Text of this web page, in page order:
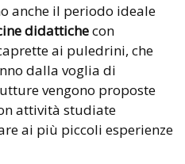
anche il periodo ideale
didattichecon
ai puledrini, che
dalla voglia di
vengono proposte
attività studiate
ai più piccoli esperienze